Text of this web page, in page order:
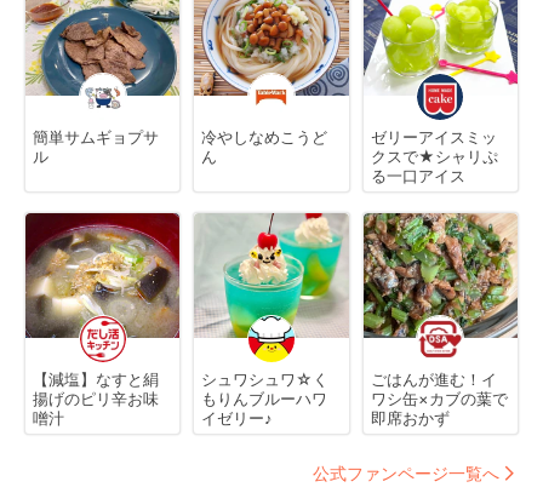
簡単サムギョプサ
ル
冷やしなめこうど
ん
ゼリーアイスミッ
クスで★シャリぷ
る一口アイス
【減塩】なすと絹
揚げのピリ辛お味
噌汁
シュワシュワ☆く
もりんブルーハワ
イゼリー♪
ごはんが進む！イ
ワシ缶×カブの葉で
即席おかず
公式ファンページ一覧へ